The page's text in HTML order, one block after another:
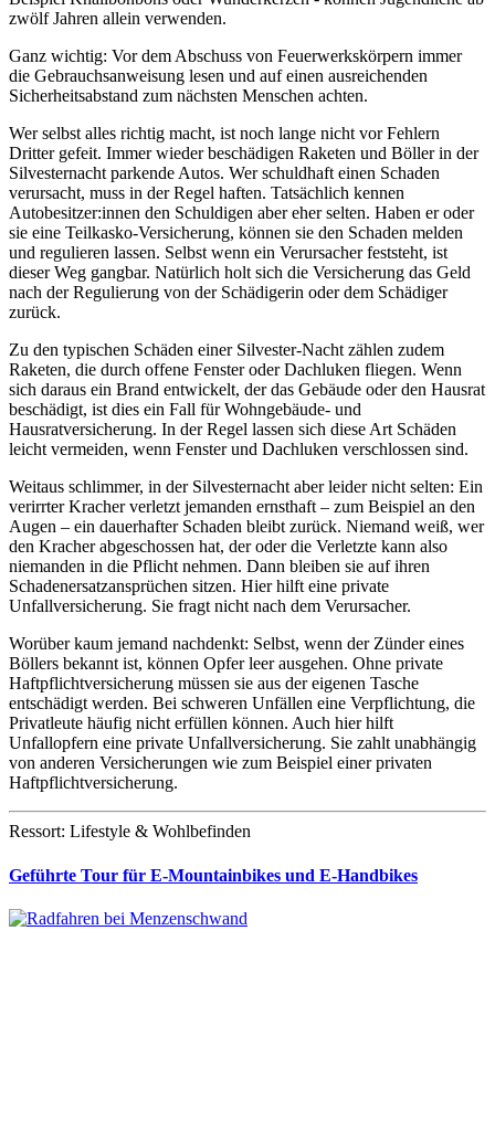
zwölf Jahren allein verwenden.
Ganz wichtig: Vor dem Abschuss von Feuerwerkskörpern immer
die Gebrauchsanweisung lesen und auf einen ausreichenden
Sicherheitsabstand zum nächsten Menschen achten.
Wer selbst alles richtig macht, ist noch lange nicht vor Fehlern
Dritter gefeit. Immer wieder beschädigen Raketen und Böller in der
Silvesternacht parkende Autos. Wer schuldhaft einen Schaden
verursacht, muss in der Regel haften. Tatsächlich kennen
Autobesitzer:innen den Schuldigen aber eher selten. Haben er oder
sie eine Teilkasko-Versicherung, können sie den Schaden melden
und regulieren lassen. Selbst wenn ein Verursacher feststeht, ist
dieser Weg gangbar. Natürlich holt sich die Versicherung das Geld
nach der Regulierung von der Schädigerin oder dem Schädiger
zurück.
Zu den typischen Schäden einer Silvester-Nacht zählen zudem
Raketen, die durch offene Fenster oder Dachluken fliegen. Wenn
sich daraus ein Brand entwickelt, der das Gebäude oder den Hausrat
beschädigt, ist dies ein Fall für Wohngebäude- und
Hausratversicherung. In der Regel lassen sich diese Art Schäden
leicht vermeiden, wenn Fenster und Dachluken verschlossen sind.
Weitaus schlimmer, in der Silvesternacht aber leider nicht selten: Ein
verirrter Kracher verletzt jemanden ernsthaft – zum Beispiel an den
Augen – ein dauerhafter Schaden bleibt zurück. Niemand weiß, wer
den Kracher abgeschossen hat, der oder die Verletzte kann also
niemanden in die Pflicht nehmen. Dann bleiben sie auf ihren
Schadenersatzansprüchen sitzen. Hier hilft eine private
Unfallversicherung. Sie fragt nicht nach dem Verursacher.
Worüber kaum jemand nachdenkt: Selbst, wenn der Zünder eines
Böllers bekannt ist, können Opfer leer ausgehen. Ohne private
Haftpflichtversicherung müssen sie aus der eigenen Tasche
entschädigt werden. Bei schweren Unfällen eine Verpflichtung, die
Privatleute häufig nicht erfüllen können. Auch hier hilft
Unfallopfern eine private Unfallversicherung. Sie zahlt unabhängig
von anderen Versicherungen wie zum Beispiel einer privaten
Haftpflichtversicherung.
Ressort: Lifestyle & Wohlbefinden
Geführte Tour für E-Mountainbikes und E-Handbikes